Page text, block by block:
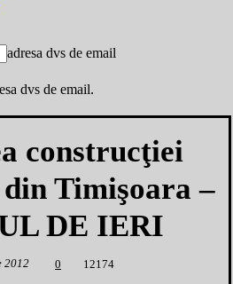
adresa dvs de email
dvs de email.
construcţiei
Timişoara –
DE IERI
2012 0 1 2174